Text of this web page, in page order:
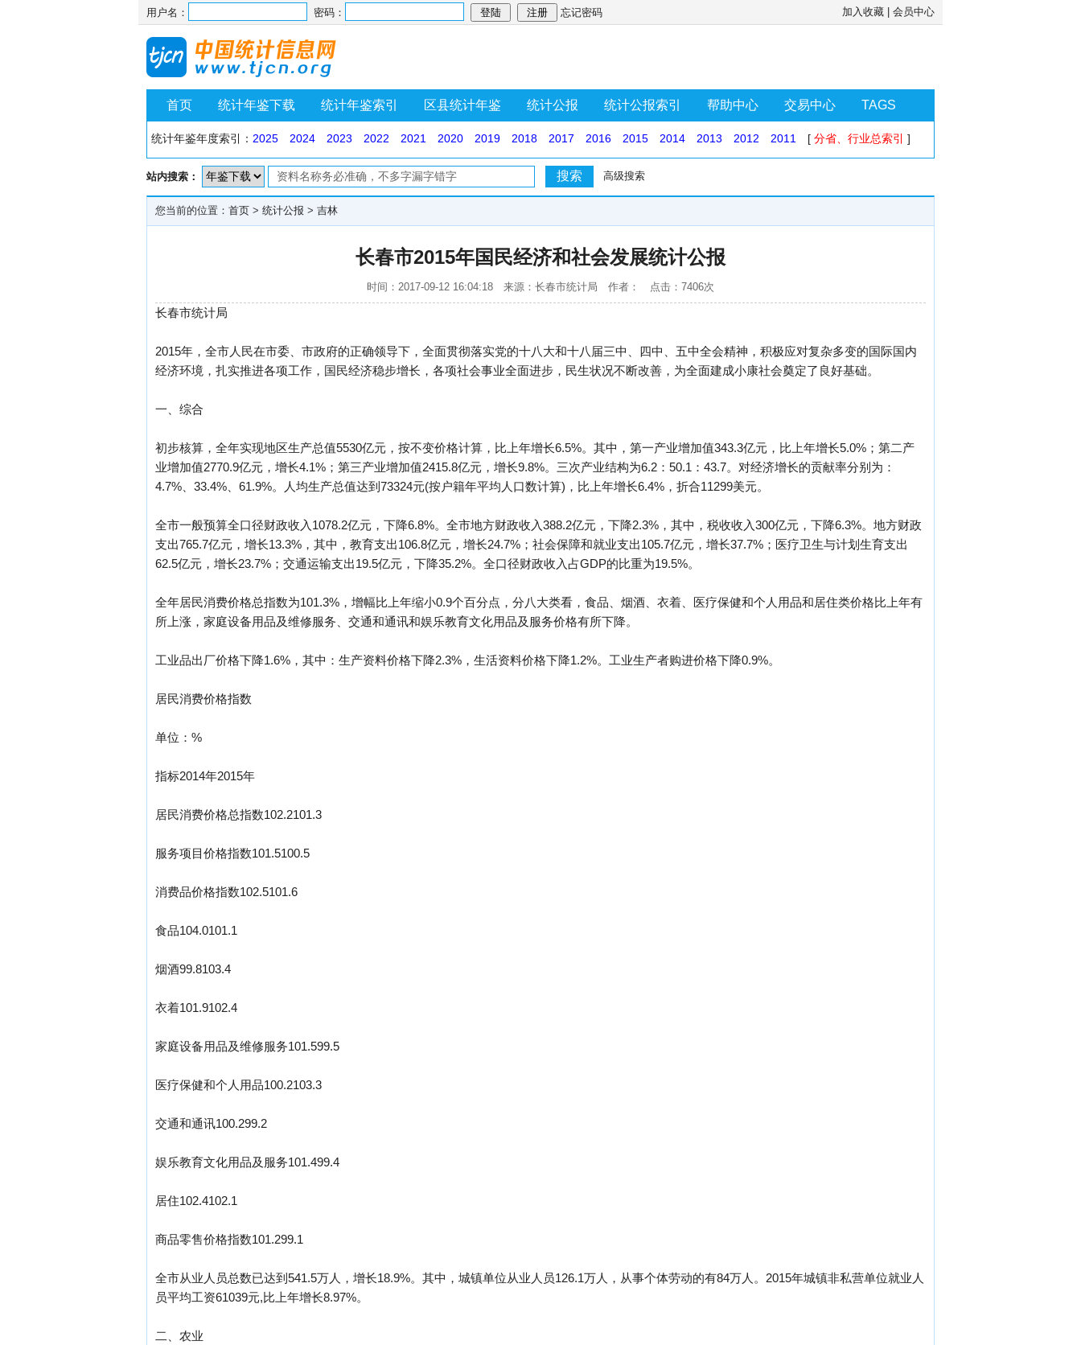
用户名： 密码： 忘记密码 加入收藏 会员中心
首页 统计年鉴下载 统计年鉴索引 区县统计年鉴 统计公报 统计公报索引 帮助中心 交易中心 TAGS
统计年鉴年度索引： 2025 2024 2023 2022 2021 2020 2019 2018 2017 2016 2015 2014 2013 2012 2011 [ 分省、行业总索引 ]
站内搜索： 高级搜索
您当前的位置： 首页 > 统计公报 > 吉林
长春市2015年国民经济和社会发展统计公报
时间：2017-09-12 16:04:18 来源：长春市统计局 作者： 点击：7406次
长春市统计局
2015年，全市人民在市委、市政府的正确领导下，全面贯彻落实党的十八大和十八届三中、四中、五中全会精神，积极应对复杂多变的国际国内
经济环境，扎实推进各项工作，国民经济稳步增长，各项社会事业全面进步，民生状况不断改善，为全面建成小康社会奠定了良好基础。
一、综合
初步核算，全年实现地区生产总值5530亿元，按不变价格计算，比上年增长6.5%。其中，第一产业增加值343.3亿元，比上年增长5.0%；第二产
业增加值2770.9亿元，增长4.1%；第三产业增加值2415.8亿元，增长9.8%。三次产业结构为6.2：50.1：43.7。对经济增长的贡献率分别为：
4.7%、33.4%、61.9%。人均生产总值达到73324元(按户籍年平均人口数计算)，比上年增长6.4%，折合11299美元。
全市一般预算全口径财政收入1078.2亿元，下降6.8%。全市地方财政收入388.2亿元，下降2.3%，其中，税收收入300亿元，下降6.3%。地方财政
支出765.7亿元，增长13.3%，其中，教育支出106.8亿元，增长24.7%；社会保障和就业支出105.7亿元，增长37.7%；医疗卫生与计划生育支出
62.5亿元，增长23.7%；交通运输支出19.5亿元，下降35.2%。全口径财政收入占GDP的比重为19.5%。
全年居民消费价格总指数为101.3%，增幅比上年缩小0.9个百分点，分八大类看，食品、烟酒、衣着、医疗保健和个人用品和居住类价格比上年有
所上涨，家庭设备用品及维修服务、交通和通讯和娱乐教育文化用品及服务价格有所下降。
工业品出厂价格下降1.6%，其中：生产资料价格下降2.3%，生活资料价格下降1.2%。工业生产者购进价格下降0.9%。
居民消费价格指数
单位：%
指标2014年2015年
居民消费价格总指数102.2101.3
服务项目价格指数101.5100.5
消费品价格指数102.5101.6
食品104.0101.1
烟酒99.8103.4
衣着101.9102.4
家庭设备用品及维修服务101.599.5
医疗保健和个人用品100.2103.3
交通和通讯100.299.2
娱乐教育文化用品及服务101.499.4
居住102.4102.1
商品零售价格指数101.299.1
全市从业人员总数已达到541.5万人，增长18.9%。其中，城镇单位从业人员126.1万人，从事个体劳动的有84万人。2015年城镇非私营单位就业人
员平均工资61039元,比上年增长8.97%。
二、农业